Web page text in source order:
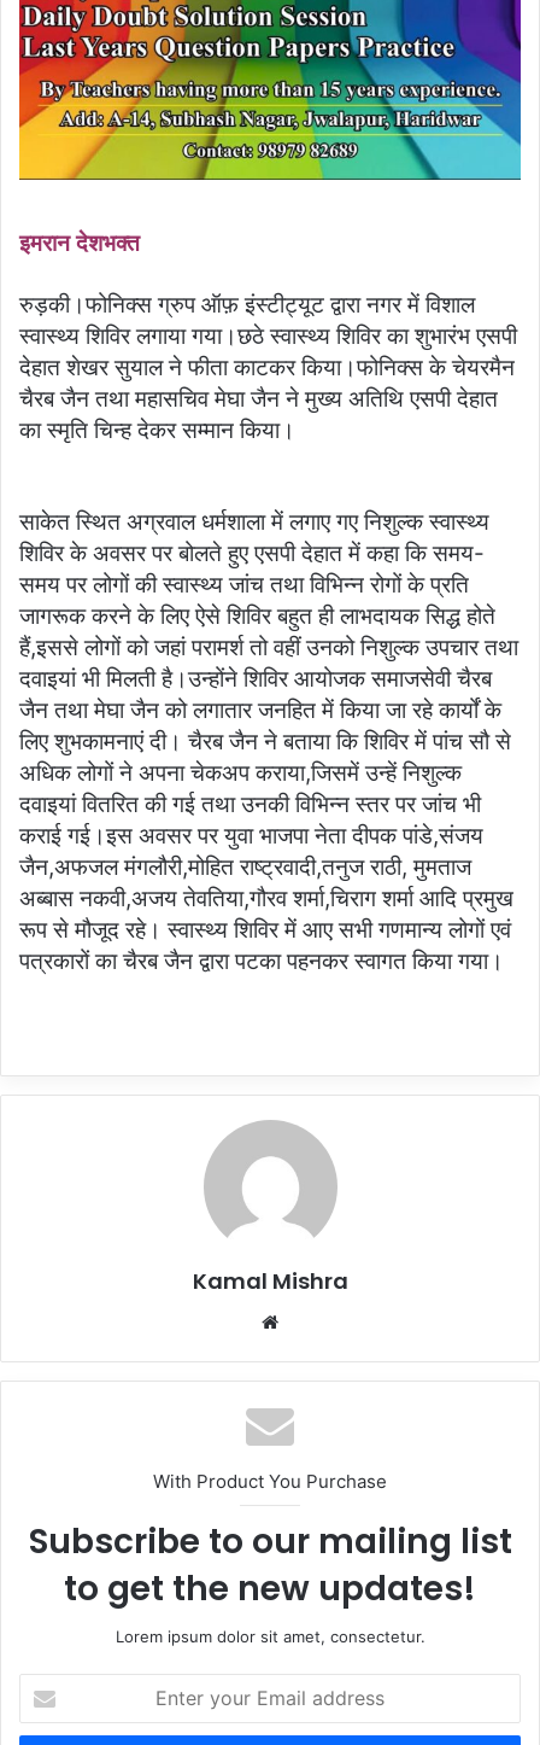
इमरान देशभक्त
रुड़की।फोनिक्स ग्रुप ऑफ़ इंस्टीट्यूट द्वारा नगर में विशाल
स्वास्थ्य शिविर लगाया गया।छठे स्वास्थ्य शिविर का शुभारंभ एसपी
देहात शेखर सुयाल ने फीता काटकर किया।फोनिक्स के चेयरमैन
चैरब जैन तथा महासचिव मेघा जैन ने मुख्य अतिथि एसपी देहात
का स्मृति चिन्ह देकर सम्मान किया।
साकेत स्थित अग्रवाल धर्मशाला में लगाए गए निशुल्क स्वास्थ्य
शिविर के अवसर पर बोलते हुए एसपी देहात में कहा कि समय-
समय पर लोगों की स्वास्थ्य जांच तथा विभिन्न रोगों के प्रति
जागरूक करने के लिए ऐसे शिविर बहुत ही लाभदायक सिद्ध होते
हैं,इससे लोगों को जहां परामर्श तो वहीं उनको निशुल्क उपचार तथा
दवाइयां भी मिलती है।उन्होंने शिविर आयोजक समाजसेवी चैरब
जैन तथा मेघा जैन को लगातार जनहित में किया जा रहे कार्यों के
लिए शुभकामनाएं दी। चैरब जैन ने बताया कि शिविर में पांच सौ से
अधिक लोगों ने अपना चेकअप कराया,जिसमें उन्हें निशुल्क
दवाइयां वितरित की गई तथा उनकी विभिन्न स्तर पर जांच भी
कराई गई।इस अवसर पर युवा भाजपा नेता दीपक पांडे,संजय
जैन,अफजल मंगलौरी,मोहित राष्ट्रवादी,तनुज राठी, मुमताज
अब्बास नकवी,अजय तेवतिया,गौरव शर्मा,चिराग शर्मा आदि प्रमुख
रूप से मौजूद रहे। स्वास्थ्य शिविर में आए सभी गणमान्य लोगों एवं
पत्रकारों का चैरब जैन द्वारा पटका पहनकर स्वागत किया गया।
Kamal Mishra
Website
With Product You Purchase
Subscribe to our mailing list
to get the new updates!
Lorem ipsum dolor sit amet, consectetur.
your
Email